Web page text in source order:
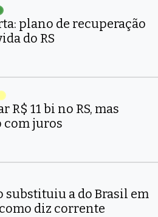
plano de recuperação
do RS
R$ 11 bi no RS, mas
com juros
substituiu a do Brasil em
diz corrente